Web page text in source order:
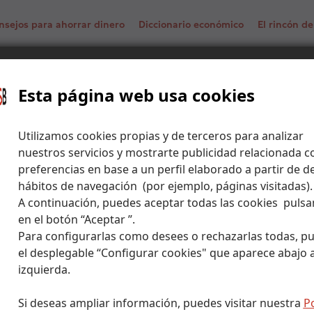
Esta página web usa cookies
Utilizamos cookies propias y de terceros para analizar
nuestros servicios y mostrarte publicidad relacionada
preferencias en base a un perfil elaborado a partir de
hábitos de navegación (por ejemplo, páginas visitadas).
A continuación, puedes aceptar todas las cookies
en el botón “Aceptar ”.
Para configurarlas como desees o rechazarlas todas,
el desplegable “Configurar cookies" que aparece abajo
izquierda.
Si deseas ampliar información, puedes visitar nuestra
para ahorrar dinero Diccionario económico El rincón